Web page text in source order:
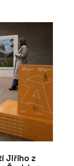
Jiřího z